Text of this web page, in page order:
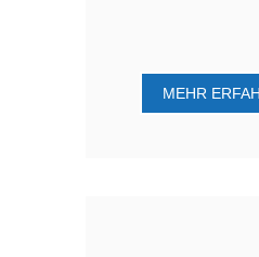
MEHR